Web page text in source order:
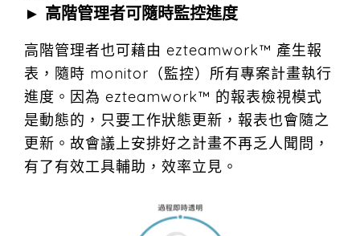
► 高階管理者可隨時監控進度
高階管理者也可藉由 ezteamwork™ 產生報
表，隨時 monitor（監控）所有專案計畫執行
進度。因為 ezteamwork™ 的報表檢視模式
是動態的，只要工作狀態更新，報表也會隨之
更新。故會議上安排好之計畫不再乏人聞問，
有了有效工具輔助，效率立見。